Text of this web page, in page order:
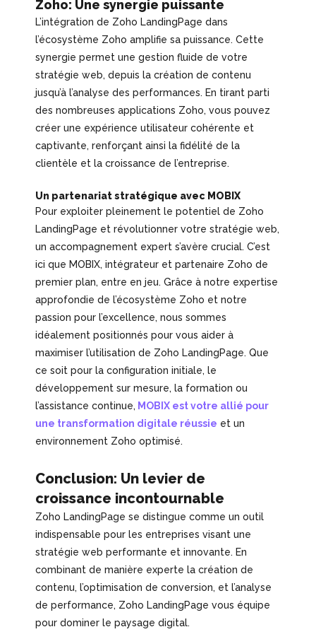
Zoho: Une synergie puissante
L’intégration de Zoho LandingPage dans
l’écosystème Zoho amplifie sa puissance. Cette
synergie permet une gestion fluide de votre
stratégie web, depuis la création de contenu
jusqu’à l’analyse des performances. En tirant parti
des nombreuses applications Zoho, vous pouvez
créer une expérience utilisateur cohérente et
captivante, renforçant ainsi la fidélité de la
clientèle et la croissance de l’entreprise.
Un partenariat stratégique avec MOBIX
Pour exploiter pleinement le potentiel de Zoho
LandingPage et révolutionner votre stratégie web,
un accompagnement expert s’avère crucial. C’est
ici que MOBIX, intégrateur et partenaire Zoho de
premier plan, entre en jeu. Grâce à notre expertise
approfondie de l’écosystème Zoho et notre
passion pour l’excellence, nous sommes
idéalement positionnés pour vous aider à
maximiser l’utilisation de Zoho LandingPage. Que
ce soit pour la configuration initiale, le
développement sur mesure, la formation ou
l’assistance continue, MOBIX est votre allié pour
une transformation digitale réussie et un
environnement Zoho optimisé.
Conclusion: Un levier de
croissance incontournable
Zoho LandingPage se distingue comme un outil
indispensable pour les entreprises visant une
stratégie web performante et innovante. En
combinant de manière experte la création de
contenu, l’optimisation de conversion, et l’analyse
de performance, Zoho LandingPage vous équipe
pour dominer le paysage digital.